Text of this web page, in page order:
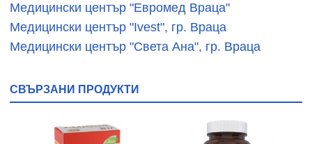
Медицински център "Евромед Враца"
Медицински център "Ivest", гр. Враца
Медицински център "Света Ана", гр. Враца
СВЪРЗАНИ ПРОДУКТИ